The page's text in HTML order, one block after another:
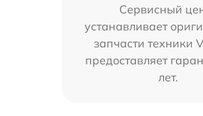
Сервисный
устанавливает
запчасти техники
предоставляет
лет.